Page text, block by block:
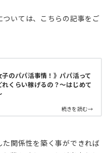
いては、こちらの記事をご
子のパパ活事情！》パパ活って
くらい稼げるの？～はじめて
続きを読む→
関係性を築く事ができれば